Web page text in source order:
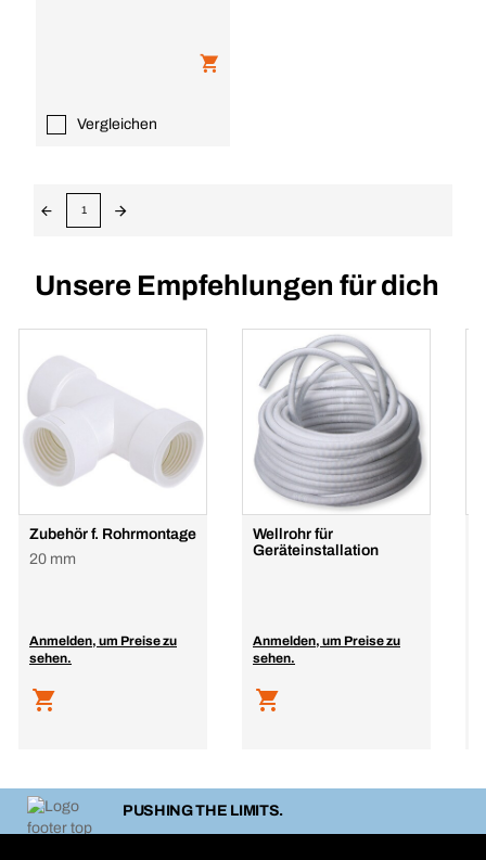
Vergleichen
1
Unsere Empfehlungen für dich
Zubehör f. Rohrmontage
20 mm
Anmelden, um Preise zu
sehen.
Wellrohr für
Geräteinstallation
Anmelden, um Preise zu
sehen.
PUSHING THE LIMITS.